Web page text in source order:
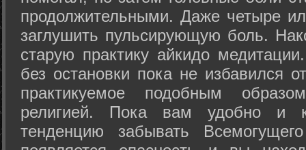
продолжительными. Даже четыре
заглушить пульсирующую боль.
старую практику айкидо
без остановки пока не избавился
практикуемое подобным
религией. Пока вам удобно и
тенденцию забывать